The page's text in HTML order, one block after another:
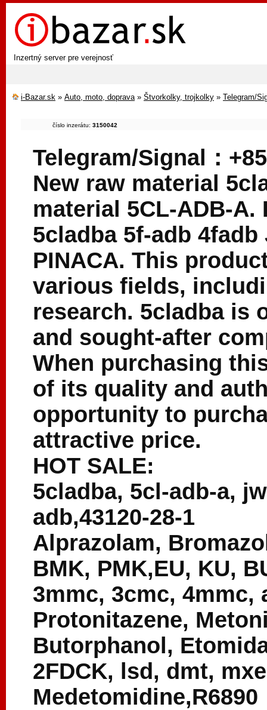
Inzertný server pre verejnosť
i-Bazar.sk » Auto, moto, doprava» Štvorkolky, trojkolky » Telegram/
číslo inzerátu: 3150042
Telegram/Signal：
New raw material
material 5CL-ADB-
5cladba 5f-adb 4fadb
PINACA. This
various fields,
research. 5cladba is
and sought-after
When purchasing
of its quality and
opportunity to
attractive price.
HOT SALE:
5cladba, 5cl-adb-a,
adb,43120-28-1
Alprazolam,
BMK, PMK,EU, KU,
3mmc, 3cmc, 4mmc,
Protonitazene,
Butorphanol,
2FDCK, lsd, dmt,
Medetomidine,R6890